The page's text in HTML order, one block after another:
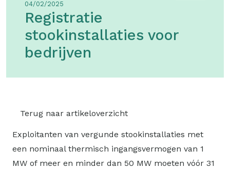
04/02/2025
Registratie
stookinstallaties voor
bedrijven
Terug naar artikeloverzicht
Exploitanten van vergunde stookinstallaties met
een nominaal thermisch ingangsvermogen van 1
MW of meer en minder dan 50 MW moeten vóór 31